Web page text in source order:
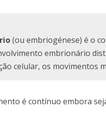
(ou embriogénese) é o
embrionário
celular, os movimentos
é contínuo embora